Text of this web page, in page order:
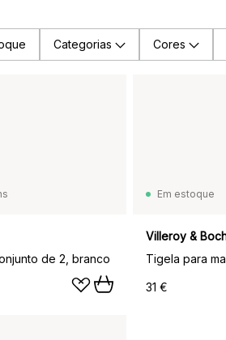
Categorias Cores
de 2, branco
Em estoque
Villeroy &
31 €